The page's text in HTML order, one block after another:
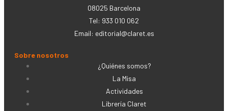
08025 Barcelona
Tel: 933 010 062
Email: editorial@claret.es
Sobre nosotros
¿Quiénes somos?
La Misa
Actividades
Librería Claret